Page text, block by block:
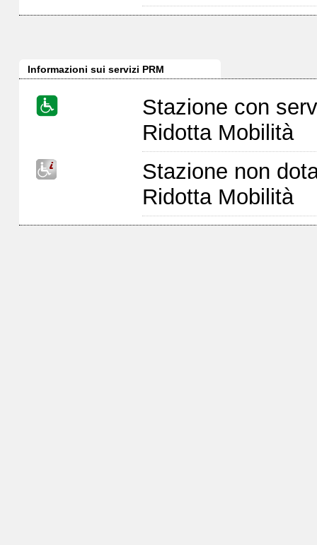
Informazioni sui servizi PRM
Stazione con
Ridotta Mobilità
Stazione non
Ridotta Mobilità